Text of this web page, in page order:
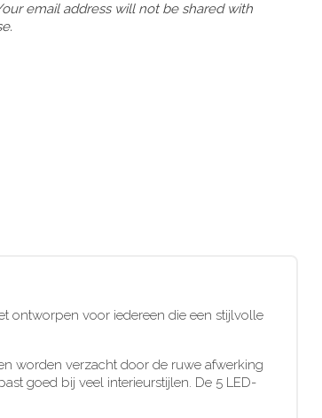
email address will not be shared with
ontworpen voor iedereen die een stijlvolle
worden verzacht door de ruwe afwerking
goed bij veel interieurstijlen. De 5 LED-